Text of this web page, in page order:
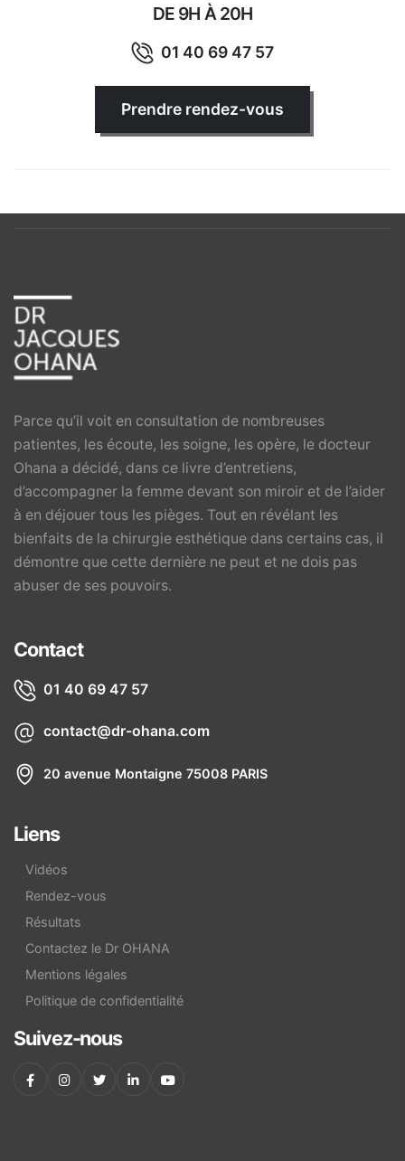
DE 9H À 20H
01 40 69 47 57
Prendre rendez-vous
Parce qu’il voit en consultation de nombreuses
patientes, les écoute, les soigne, les opère, le docteur
Ohana a décidé, dans ce livre d’entretiens,
d’accompagner la femme devant son miroir et de l’aider
à en déjouer tous les pièges. Tout en révélant les
bienfaits de la chirurgie esthétique dans certains cas, il
démontre que cette dernière ne peut et ne dois pas
abuser de ses pouvoirs.
Contact
01 40 69 47 57
contact@dr-ohana.com
20 avenue Montaigne 75008 PARIS
Liens
Vidéos
Rendez-vous
Résultats
Contactez le Dr OHANA
Mentions légales
Politique de confidentialité
Suivez-nous